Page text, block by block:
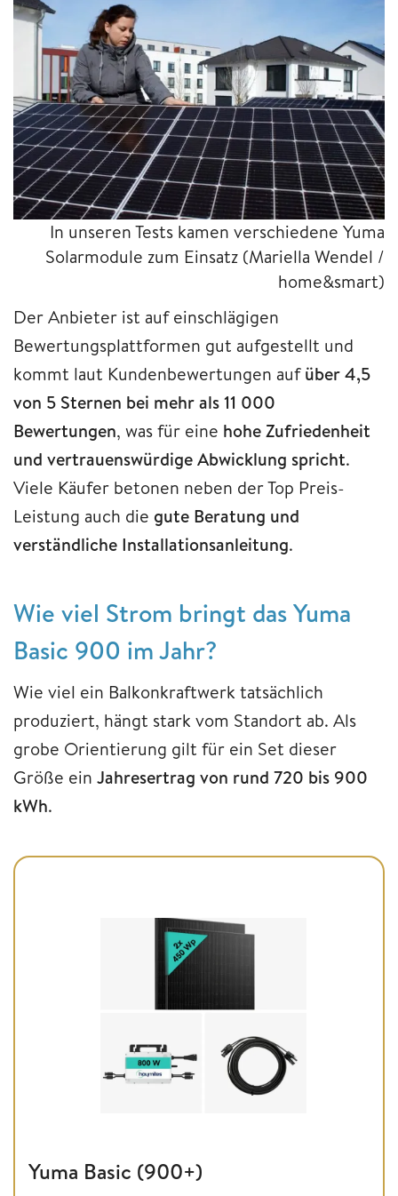
In unseren Tests kamen verschiedene Yuma
Solarmodule zum Einsatz (Mariella Wendel /
home&smart)
Der Anbieter ist auf einschlägigen
Bewertungsplattformen gut aufgestellt und
kommt laut Kundenbewertungen aufüber 4,5
von 5 Sternen bei mehr als 11 000
Bewertungen, was für eine hohe Zufriedenheit
und vertrauenswürdige Abwicklung spricht.
Viele Käufer betonen neben der Top Preis-
Leistung auch die gute Beratung und
verständliche Installationsanleitung.
Wie viel Strom bringt das Yuma
Basic 900 im Jahr?
Wie viel ein Balkonkraftwerk tatsächlich
produziert, hängt stark vom Standort ab. Als
grobe Orientierung gilt für ein Set dieser
Größe ein Jahresertrag von rund 720 bis 900
kWh.
Yuma Basic (900+)